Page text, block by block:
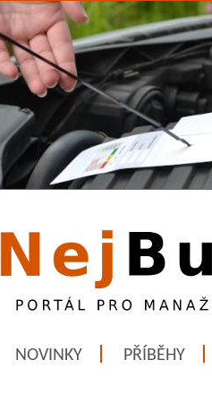
NOVINKY PŘÍBĚHY